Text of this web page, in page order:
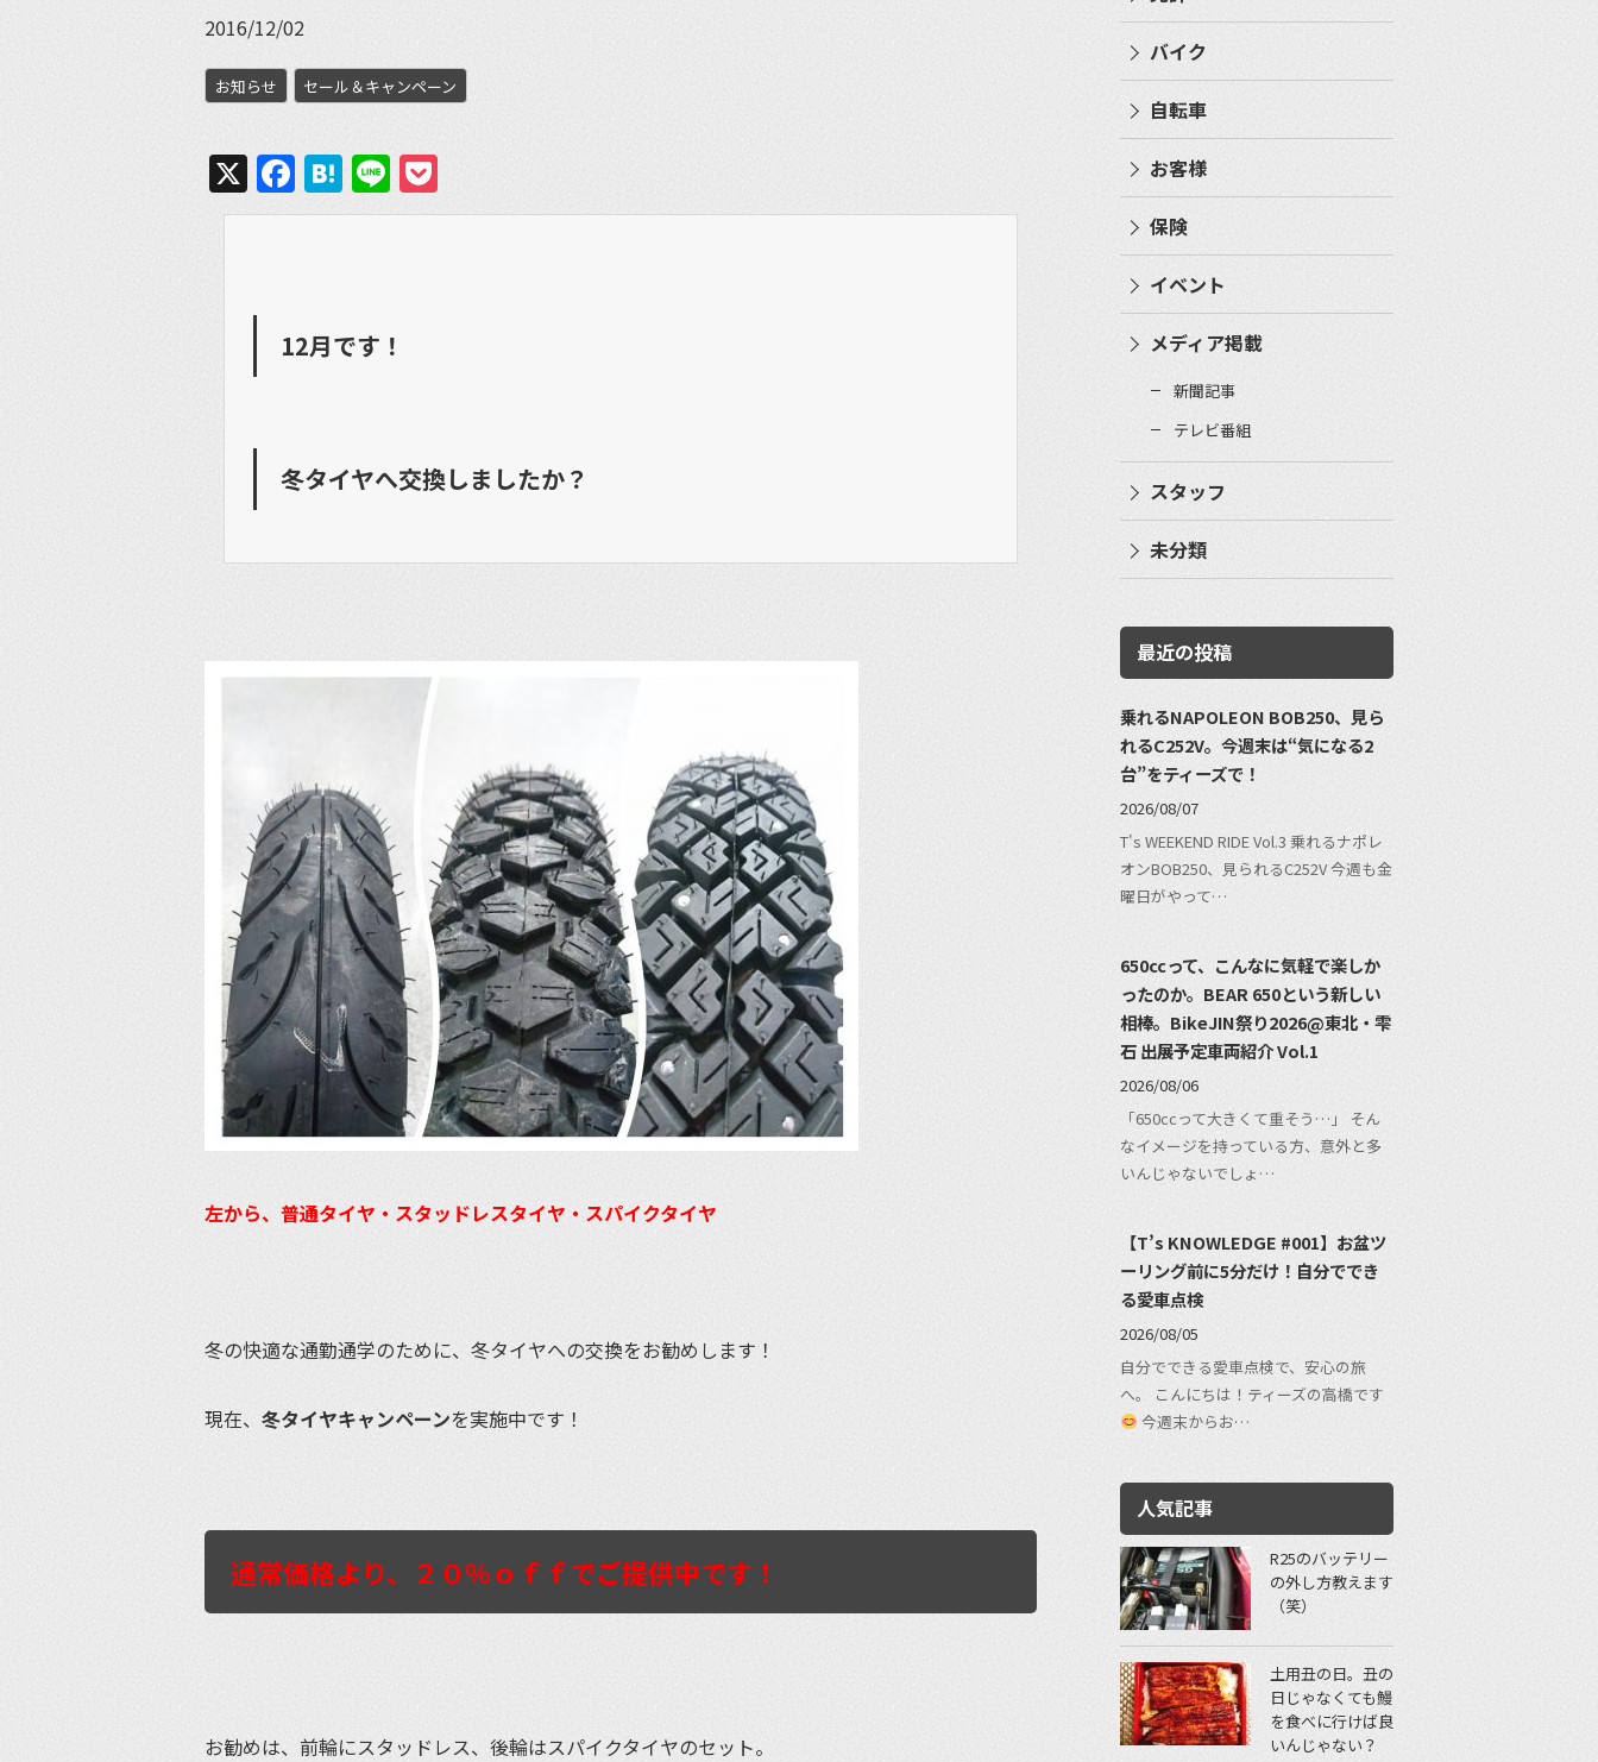
2016/12/02
お知らせ セール＆キャンペーン
X Facebook
Hatena
Line
12月です！
冬タイヤへ交換しましたか？
左から、普通タイヤ・スタッドレスタイヤ・スパイクタイヤ
冬の快適な通勤通学のために、冬タイヤへの交換をお勧めします！
現在、 冬タイヤキャンペーンを実施中です！
通常価格より、２０％ｏｆｆでご提供中です！
お勧めは、前輪にスタッドレス、後輪はスパイクタイヤのセット。
バイク
自転車
お客様
保険
イベント
メディア掲載
新聞記事
テレビ番組
スタッフ
未分類
最近の投稿
乗れるNAPOLEON BOB250、見ら
れるC252V。今週末は“気になる2
台”をティーズで！
2026/08/07
T's WEEKEND RIDE Vol.3 乗れるナポレ
オンBOB250、見られるC252V 今週も金
曜日がやって…
650ccって、こんなに気軽で楽しか
ったのか。BEAR 650という新しい
相棒。BikeJIN祭り2026@東北・雫
石 出展予定車両紹介 Vol.1
2026/08/06
「650ccって大きくて重そう…」 そん
なイメージを持っている方、意外と多
いんじゃないでしょ…
【T’s KNOWLEDGE #001】お盆ツ
ーリング前に5分だけ！自分ででき
る愛車点検
2026/08/05
自分でできる愛車点検で、安心の旅
へ。 こんにちは！ティーズの高橋です
今週末からお…
人気記事
R25のバッテリー
の外し方教えます
（笑）
土用丑の日。丑の
日じゃなくても鰻
を食べに行けば良
いんじゃない？